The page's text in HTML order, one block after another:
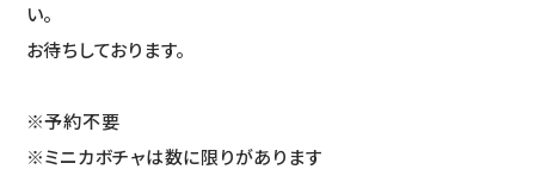
い。
お待ちしております。
※予約不要
※ミニカボチャは数に限りがあります